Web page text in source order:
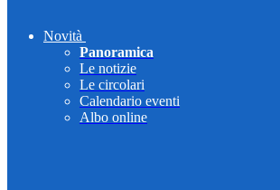
Novità
Panoramica
Le notizie
Le circolari
Calendario eventi
Albo online